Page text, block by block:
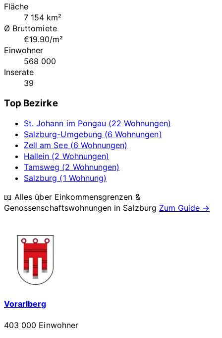
Fläche
7 154 km²
Ø Bruttomiete
€19.90/m²
Einwohner
568 000
Inserate
39
Top Bezirke
St. Johann im Pongau (22 Wohnungen)
Salzburg-Umgebung (6 Wohnungen)
Zell am See (6 Wohnungen)
Hallein (2 Wohnungen)
Tamsweg (2 Wohnungen)
Salzburg (1 Wohnung)
📖 Alles über Einkommensgrenzen &
Genossenschaftswohnungen in Salzburg Zum Guide →
Vorarlberg
403 000 Einwohner